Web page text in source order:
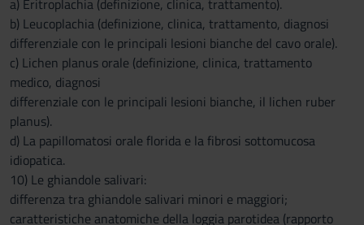
a) Eritroplachia (definizione, clinica, trattamento).
b) Leucoplachia (definizione, clinica, trattamento, diagnosi
differenziale con le principali lesioni bianche del cavo orale).
c) Lichen planus orale (definizione, clinica, trattamento
medico, diagnosi
differenziale con le principali lesioni bianche, il lichen ruber
planus).
d) La papillomatosi orale florida e la fibrosi sottomucosa
idiopatica.
10) Le ghiandole salivari:
differenza tra ghiandole salivari minori e maggiori;
caratteristiche anatomiche della loggia parotidea (rapporto